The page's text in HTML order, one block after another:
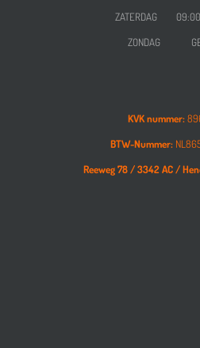
ZATERDAG 09:00
ZONDAG
KVK nummer:
BTW-Nummer:
Reeweg 78 /3342 AC /